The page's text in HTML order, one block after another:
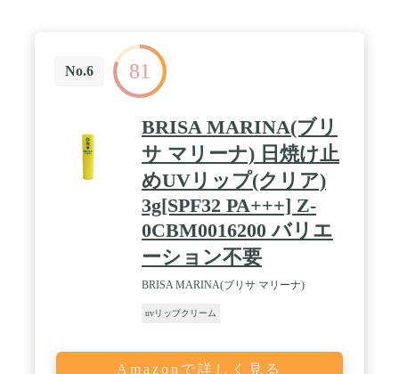
No.6 81
BRISA MARINA(ブリ
サ マリーナ) 日焼け止
めUVリップ(クリア)
3g[SPF32 PA+++] Z-
0CBM0016200 バリエ
ーション不要
BRISA MARINA(ブリサ マリーナ)
uvリップクリーム
Amazonで詳しく見る